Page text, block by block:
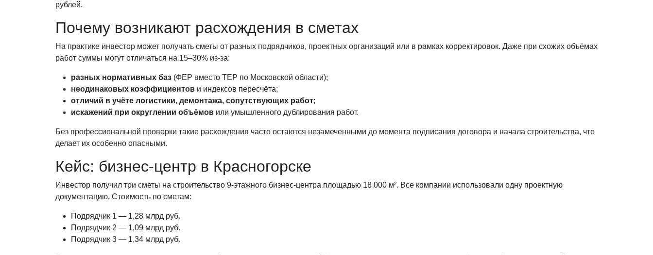
рублей.
Почему возникают расхождения в сметах
На практике инвестор может получать сметы от разных подрядчиков, проектных организаций или в рамках корректировок. Даже при схожих объёмах
работ суммы могут отличаться на 15–30% из-за:
разных нормативных баз (ФЕР вместо ТЕР по Московской области);
неодинаковых коэффициентов и индексов пересчёта;
отличий в учёте логистики, демонтажа, сопутствующих работ;
искажений при округлении объёмов или умышленного дублирования работ.
Без профессиональной проверки такие расхождения часто остаются незамеченными до момента подписания договора и начала строительства, что
делает их особенно опасными.
Кейс: бизнес-центр в Красногорске
Инвестор получил три сметы на строительство 9-этажного бизнес-центра площадью 18 000 м². Все компании использовали одну проектную
документацию. Стоимость по сметам:
Подрядчик 1 — 1,28 млрд руб.
Подрядчик 2 — 1,09 млрд руб.
Подрядчик 3 — 1,34 млрд руб.